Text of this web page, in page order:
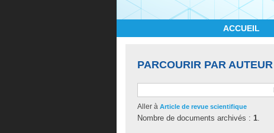
ACCUEIL
PARCOURIR PAR AUTEUR
Aller à Article de revue scientifique
Nombre de documents archivés : 1.